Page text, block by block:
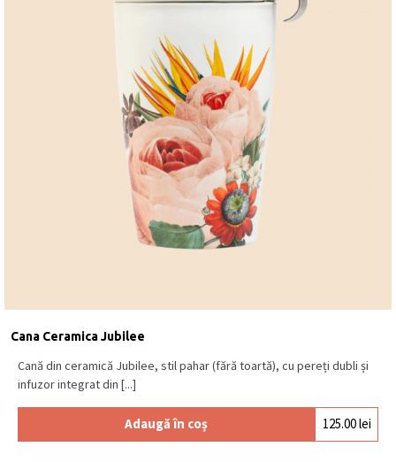
Cana Ceramica Jubilee
Cană din ceramică Jubilee, stil pahar (fără toartă), cu pereți dubli și
infuzor integrat din [...]
Adaugă în coș 125.00lei